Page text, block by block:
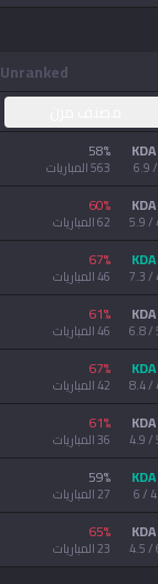
Unranked
58%
563المباريات
60%
62المباريات
67%
46المباريات
61%
46المباريات
67%
42المباريات
61%
36المباريات
59%
27المباريات
65%
23المباريات